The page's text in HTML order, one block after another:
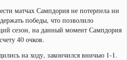
матчах Сампдория не потерпела ни
победы, что позволило
сезон, на данный момент Сампдория
40 очков.
на ходу, закончился вничью 1-1.